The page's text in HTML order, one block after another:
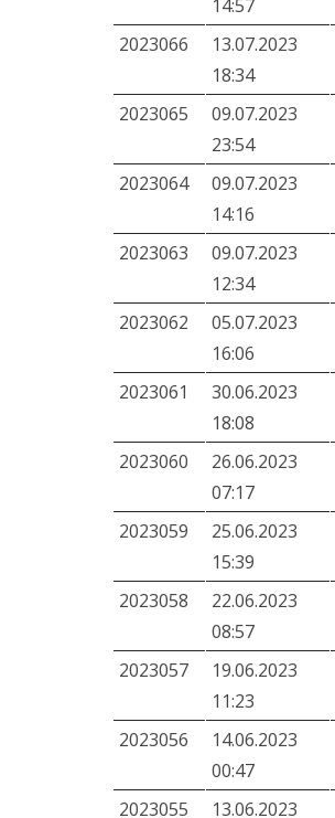
14:57
2023066
13.07.2023
18:34
2023065
09.07.2023
23:54
2023064
09.07.2023
14:16
2023063
09.07.2023
12:34
2023062
05.07.2023
16:06
2023061
30.06.2023
18:08
2023060
26.06.2023
07:17
2023059
25.06.2023
15:39
2023058
22.06.2023
08:57
2023057
19.06.2023
11:23
2023056
14.06.2023
00:47
2023055 13.06.2023